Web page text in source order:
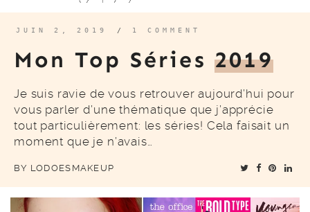
BON PLAN
CONTACT
JUIN 2, 2019 / 1 COMMENT
Mon Top Séries 2019
Je suis ravie de vous retrouver aujourd’hui pour
vous parler d’une thématique que j’apprécie
tout particulièrement: les séries! Cela faisait un
moment que je n’avais…
BY LODOESMAKEUP